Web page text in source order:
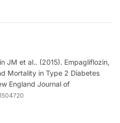
JM et al.. (2015). Empagliflozin,
Mortality in Type 2 Diabetes
England Journal of